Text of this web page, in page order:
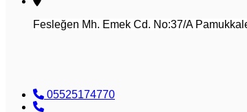
Fesleğen Mh. Emek Cd. No:37/A
05525174770